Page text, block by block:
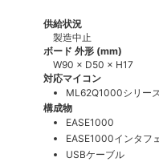
供給状況
製造中止
ボード 外形 (mm)
W90 × D50 × H17
対応マイコン
ML62Q1000シリー
構成物
EASE1000
EASE1000インタフ
USBケーブル